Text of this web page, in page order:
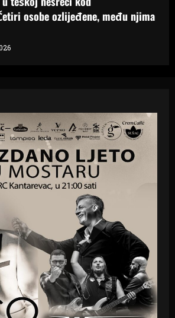
osobe ozlijeđene, među njima